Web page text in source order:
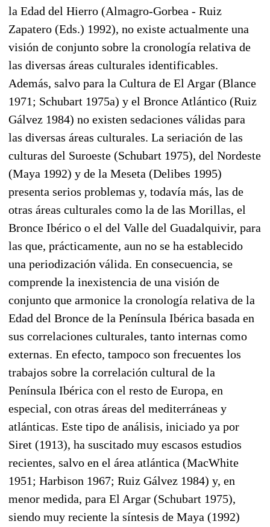
la Edad del Hierro (Almagro-Gorbea - Ruiz
Zapatero (Eds.) 1992), no existe actualmente una
visión de conjunto sobre la cronología relativa de
las diversas áreas culturales identificables.
Además, salvo para la Cultura de El Argar (Blance
1971; Schubart 1975a) y el Bronce Atlántico (Ruiz
Gálvez 1984) no existen sedaciones válidas para
las diversas áreas culturales. La seriación de las
culturas del Suroeste (Schubart 1975), del Nordeste
(Maya 1992) y de la Meseta (Delibes 1995)
presenta serios problemas y, todavía más, las de
otras áreas culturales como la de las Morillas, el
Bronce Ibérico o el del Valle del Guadalquivir, para
las que, prácticamente, aun no se ha establecido
una periodización válida. En consecuencia, se
comprende la inexistencia de una visión de
conjunto que armonice la cronología relativa de la
Edad del Bronce de la Península Ibérica basada en
sus correlaciones culturales, tanto internas como
externas. En efecto, tampoco son frecuentes los
trabajos sobre la correlación cultural de la
Península Ibérica con el resto de Europa, en
especial, con otras áreas del mediterráneas y
atlánticas. Este tipo de análisis, iniciado ya por
Siret (1913), ha suscitado muy escasos estudios
recientes, salvo en el área atlántica (MacWhite
1951; Harbison 1967; Ruiz Gálvez 1984) y, en
menor medida, para El Argar (Schubart 1975),
siendo muy reciente la síntesis de Maya (1992)